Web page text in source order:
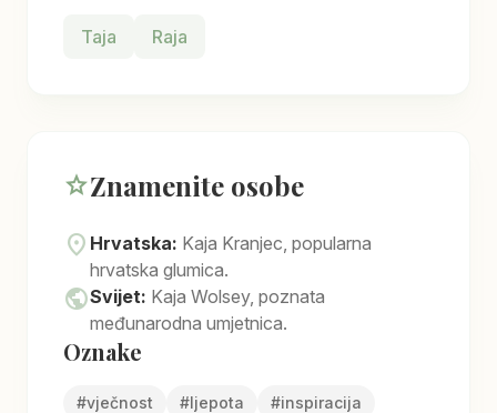
Taja Raja
starZnamenite osobe
location_on Hrvatska: Kaja Kranjec, popularna
hrvatska glumica.
publicSvijet: Kaja Wolsey, poznata
međunarodna umjetnica.
Oznake
#vječnost #ljepota #inspiracija